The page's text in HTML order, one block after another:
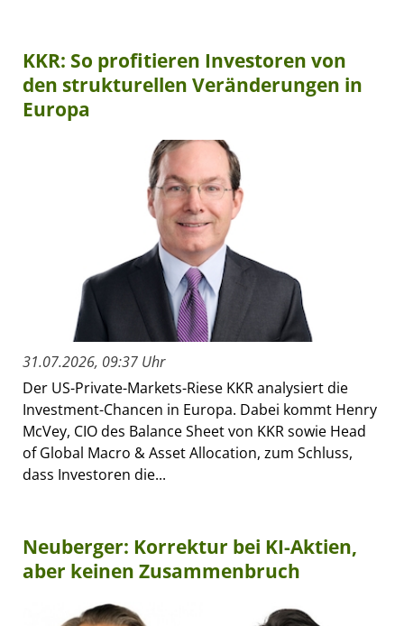
KKR: So profitieren Investoren von
den strukturellen Veränderungen in
Europa
31.07.2026, 09:37 Uhr
Der US-Private-Markets-Riese KKR analysiert die
Investment-Chancen in Europa. Dabei kommt Henry
McVey, CIO des Balance Sheet von KKR sowie Head
of Global Macro & Asset Allocation, zum Schluss,
dass Investoren die...
Neuberger: Korrektur bei KI-Aktien,
aber keinen Zusammenbruch